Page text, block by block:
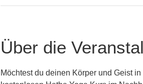
Über die
Möchtest du deinen Körper und Geist